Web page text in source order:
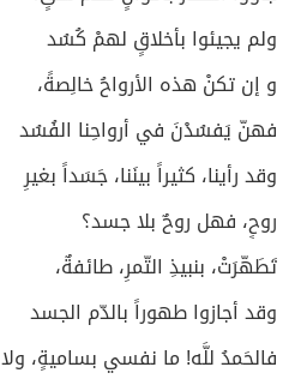
ولم يجيئوا بأخلاقٍ لهمْ كُسُد
و إن تكنْ هذه الأرواحُ خالِصةً،
فهنّ يَفسُدْنَ في أرواحِنا الفُسُد
وقد رأينا، كثيراً بينَنا، جَسَداً بغيرِ
روحٍ، فهل روحٌ بلا جسد؟
تَطَهّرَتْ، بنبيذِ التّمرِ، طائفةٌ،
وقد أجازوا طهوراً بالدّم الجسد
فالحَمدُ للَّه! ما نفسي بساميةٍ، ولا